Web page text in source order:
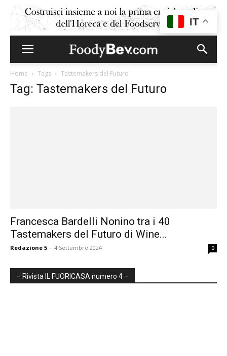
Home Tags Tastemakers del Futuro
Tag: Tastemakers del Futuro
Francesca Bardelli Nonino tra i 40
Tastemakers del Futuro di Wine...
Redazione 5 - 4 Settembre 2024 0
– Rivista IL FUORICASA numero 4 –
IT